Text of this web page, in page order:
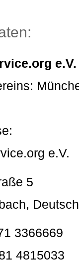
e.V.
e.V.
5
,
3366669
4815033